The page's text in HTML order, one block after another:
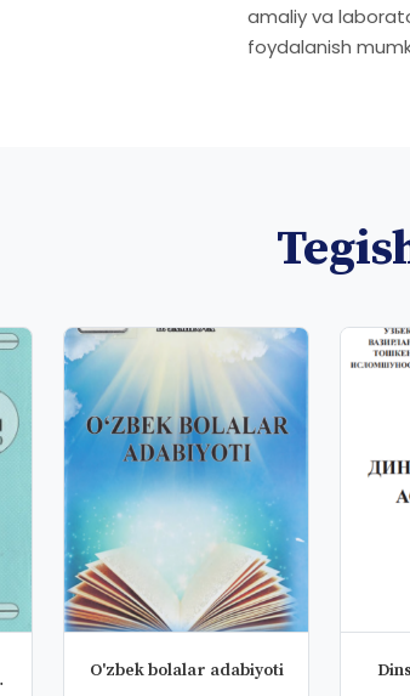
amaliy va
foydalanish
O'zbek bolalar adabiyoti